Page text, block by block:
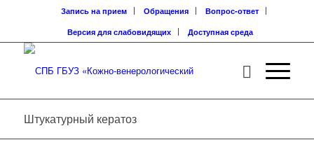
Запись на прием Обращения
Вопрос-ответ
Версия для слабовидящих
Доступная среда
Штукатурный кератоз